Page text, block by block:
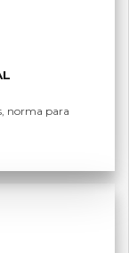
norma para